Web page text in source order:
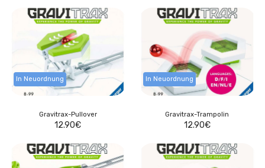
In Neuordnung
Gravitrax-Pullover
12.90€
In Neuordnung
Gravitrax-Trampolin
12.90€